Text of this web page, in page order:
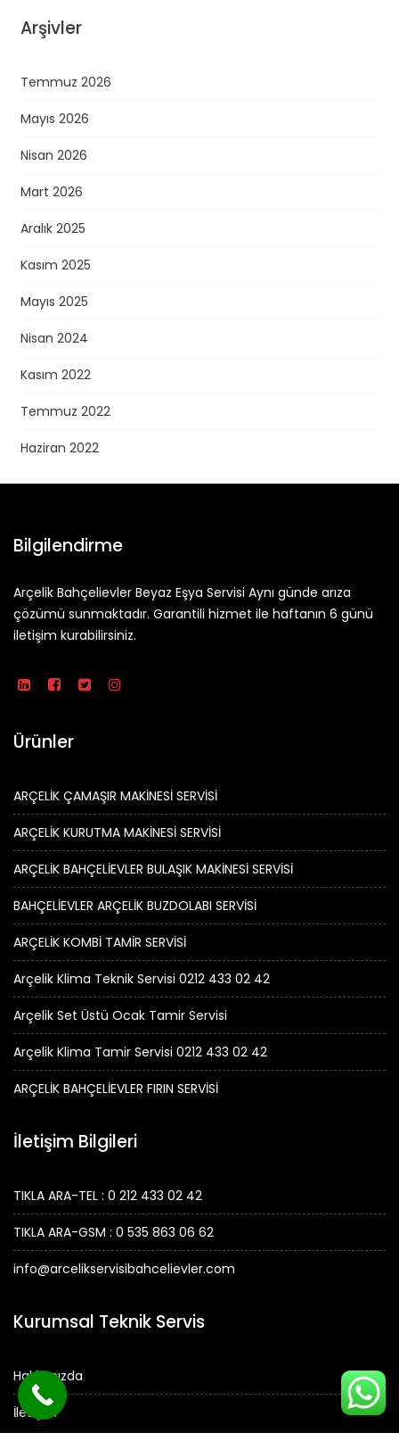
Arşivler
Temmuz 2026
Mayıs 2026
Nisan 2026
Mart 2026
Aralık 2025
Kasım 2025
Mayıs 2025
Nisan 2024
Kasım 2022
Temmuz 2022
Haziran 2022
Bilgilendirme
Arçelik Bahçelievler Beyaz Eşya Servisi Aynı günde arıza
çözümü sunmaktadır. Garantili hizmet ile haftanın 6 günü
iletişim kurabilirsiniz.
Ürünler
ARÇELİK ÇAMAŞIR MAKİNESİ SERVİSİ
ARÇELİK KURUTMA MAKİNESİ SERVİSİ
ARÇELİK BAHÇELİEVLER BULAŞIK MAKİNESİ SERVİSİ
BAHÇELİEVLER ARÇELİK BUZDOLABI SERVİSİ
ARÇELİK KOMBİ TAMİR SERVİSİ
Arçelik Klima Teknik Servisi 0212 433 02 42
Arçelik Set Üstü Ocak Tamir Servisi
Arçelik Klima Tamir Servisi 0212 433 02 42
ARÇELİK BAHÇELİEVLER FIRIN SERVİSİ
İletişim Bilgileri
TIKLA ARA-TEL : 0 212 433 02 42
TIKLA ARA-GSM : 0 535 863 06 62
info@arcelikservisibahcelievler.com
Kurumsal Teknik Servis
Hakkımızda
İletişim